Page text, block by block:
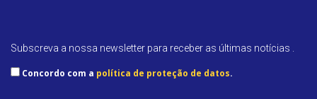
Subscreva a nossa newsletter para receber as últimas notícias .
Concordo com a política de proteção de datos.